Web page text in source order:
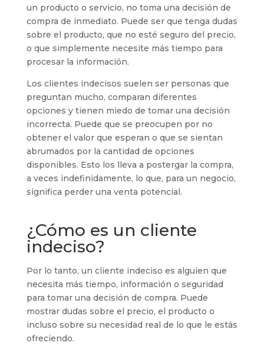
un producto o servicio, no toma una decisión de
compra de inmediato. Puede ser que tenga dudas
sobre el producto, que no esté seguro del precio,
o que simplemente necesite más tiempo para
procesar la información.
Los clientes indecisos suelen ser personas que
preguntan mucho, comparan diferentes
opciones y tienen miedo de tomar una decisión
incorrecta. Puede que se preocupen por no
obtener el valor que esperan o que se sientan
abrumados por la cantidad de opciones
disponibles. Esto los lleva a postergar la compra,
a veces indefinidamente, lo que, para un negocio,
significa perder una venta potencial.
¿Cómo es un cliente
indeciso?
Por lo tanto, un cliente indeciso es alguien que
necesita más tiempo, información o seguridad
para tomar una decisión de compra. Puede
mostrar dudas sobre el precio, el producto o
incluso sobre su necesidad real de lo que le estás
ofreciendo.